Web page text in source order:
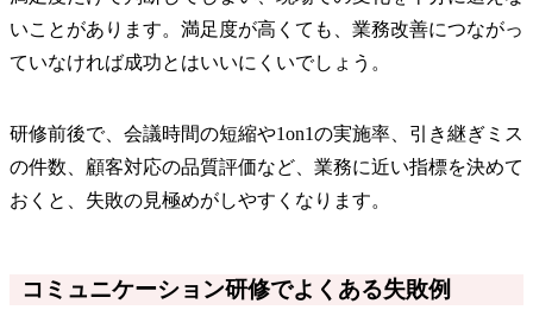
いことがあります。満足度が高くても、業務改善につながっ
ていなければ成功とはいいにくいでしょう。
研修前後で、会議時間の短縮や1on1の実施率、引き継ぎミス
の件数、顧客対応の品質評価など、業務に近い指標を決めて
おくと、失敗の見極めがしやすくなります。
コミュニケーション研修でよくある失敗例